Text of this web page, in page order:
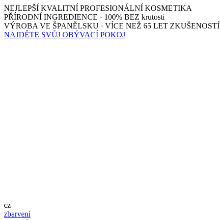
NEJLEPŠÍ KVALITNÍ PROFESIONÁLNÍ KOSMETIKA
PŘÍRODNÍ INGREDIENCE · 100% BEZ krutosti
VÝROBA VE ŠPANĚLSKU · VÍCE NEŽ 65 LET ZKUŠENOSTÍ
NAJDĚTE SVŮJ OBÝVACÍ POKOJ
cz
zbarvení